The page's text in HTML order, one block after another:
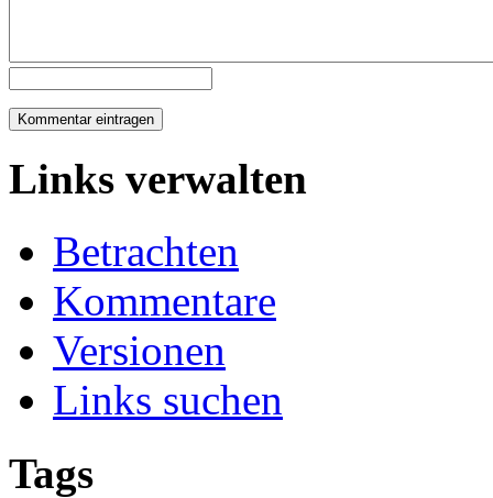
Links verwalten
Betrachten
Kommentare
Versionen
Links suchen
Tags